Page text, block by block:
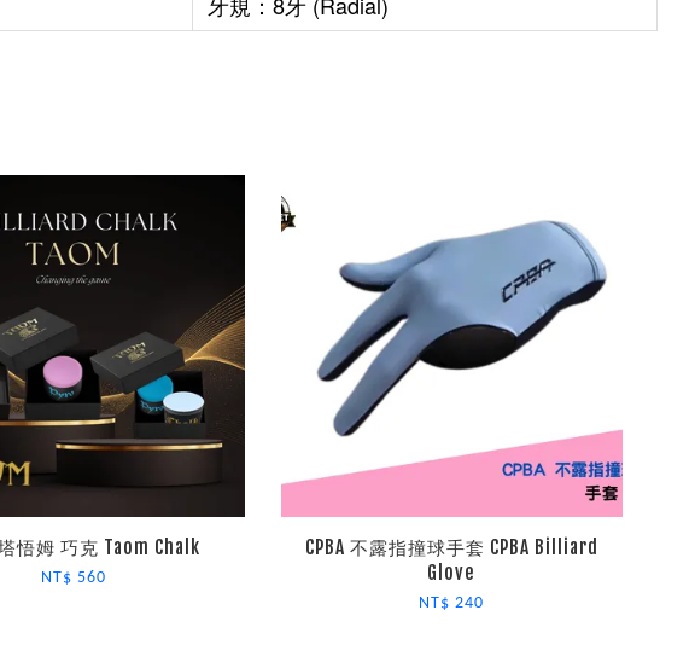
悟姆 巧克 Taom Chalk
NT$ 560
CPBA 不露指撞球手套 CPBA Billiard
Glove
NT$ 240